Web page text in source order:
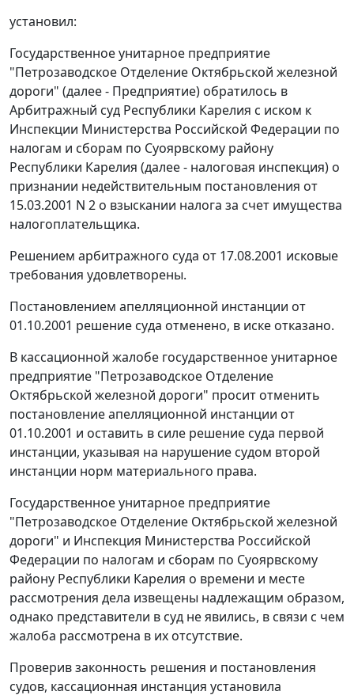
установил:
Государственное унитарное предприятие
"Петрозаводское Отделение Октябрьской железной
дороги" (далее - Предприятие) обратилось в
Арбитражный суд Республики Карелия с иском к
Инспекции Министерства Российской Федерации по
налогам и сборам по Суоярвскому району
Республики Карелия (далее - налоговая инспекция) о
признании недействительным постановления от
15.03.2001 N 2 о взыскании налога за счет имущества
налогоплательщика.
Решением арбитражного суда от 17.08.2001 исковые
требования удовлетворены.
Постановлением апелляционной инстанции от
01.10.2001 решение суда отменено, в иске отказано.
В кассационной жалобе государственное унитарное
предприятие "Петрозаводское Отделение
Октябрьской железной дороги" просит отменить
постановление апелляционной инстанции от
01.10.2001 и оставить в силе решение суда первой
инстанции, указывая на нарушение судом второй
инстанции норм материального права.
Государственное унитарное предприятие
"Петрозаводское Отделение Октябрьской железной
дороги" и Инспекция Министерства Российской
Федерации по налогам и сборам по Суоярвскому
району Республики Карелия о времени и месте
рассмотрения дела извещены надлежащим образом,
однако представители в суд не явились, в связи с чем
жалоба рассмотрена в их отсутствие.
Проверив законность решения и постановления
судов, кассационная инстанция установила